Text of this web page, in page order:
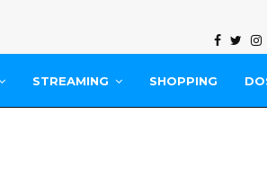
STREAMING SHOPPING